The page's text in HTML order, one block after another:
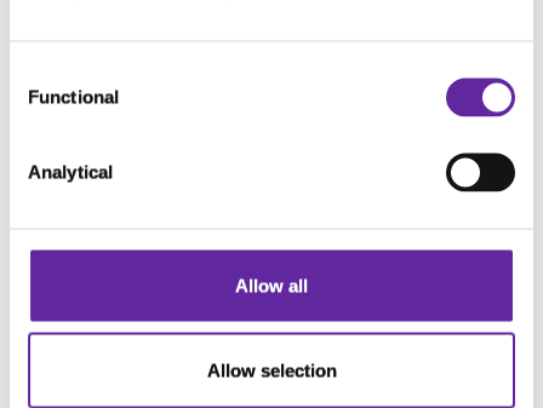
Selection
Functional
Analytical
Allow all
Allow selection
躍或限制體力
活動，但可以
走動並能夠進
行輕度或久坐
如果您有符合這些標準的病患，並且